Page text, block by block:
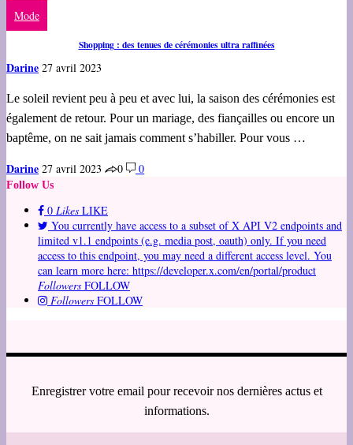
Mode
Shopping : des tenues de cérémonies ultra raffinées
Darine 27 avril 2023
Le soleil revient peu à peu et avec lui, la saison des cérémonies est
également de retour. Pour un mariage, des fiançailles ou encore un
baptême, on ne sait jamais comment s’habiller. Pour vous …
Darine 27 avril 2023 0 0
Follow Us
0 Likes LIKE
You currently have access to a subset of X API V2 endpoints and
limited v1.1 endpoints (e.g. media post, oauth) only. If you need
access to this endpoint, you may need a different access level. You
can learn more here: https://developer.x.com/en/portal/product
Followers FOLLOW
Followers FOLLOW
Enregistrer votre email pour recevoir nos dernières actus et
informations.